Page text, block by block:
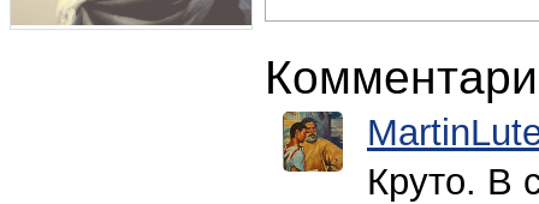
Круто. В